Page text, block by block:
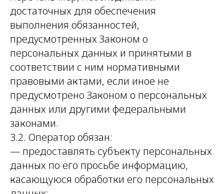
достаточных для обеспечения
выполнения обязанностей,
предусмотренных Законом о
персональных данных и принятыми в
соответствии с ним нормативными
правовыми актами, если иное не
предусмотрено Законом о персональных
данных или другими федеральными
законами.
3.2. Оператор обязан:
— предоставлять субъекту персональных
данных по его просьбе информацию,
касающуюся обработки его персональных